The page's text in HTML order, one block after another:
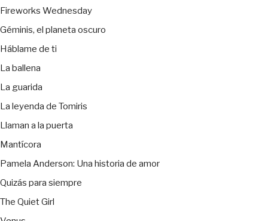
Fireworks Wednesday
Géminis, el planeta oscuro
Háblame de ti
La ballena
La guarida
La leyenda de Tomiris
Llaman a la puerta
Mantícora
Pamela Anderson: Una historia de amor
Quizás para siempre
The Quiet Girl